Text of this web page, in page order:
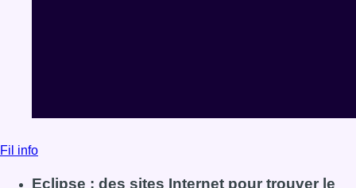
Fil info
Eclipse : des sites Internet pour trouver le